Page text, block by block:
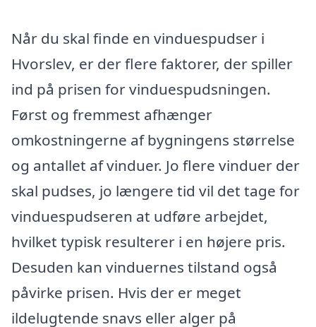
Når du skal finde en vinduespudser i
Hvorslev, er der flere faktorer, der spiller
ind på prisen for vinduespudsningen.
Først og fremmest afhænger
omkostningerne af bygningens størrelse
og antallet af vinduer. Jo flere vinduer der
skal pudses, jo længere tid vil det tage for
vinduespudseren at udføre arbejdet,
hvilket typisk resulterer i en højere pris.
Desuden kan vinduernes tilstand også
påvirke prisen. Hvis der er meget
ildelugtende snavs eller alger på